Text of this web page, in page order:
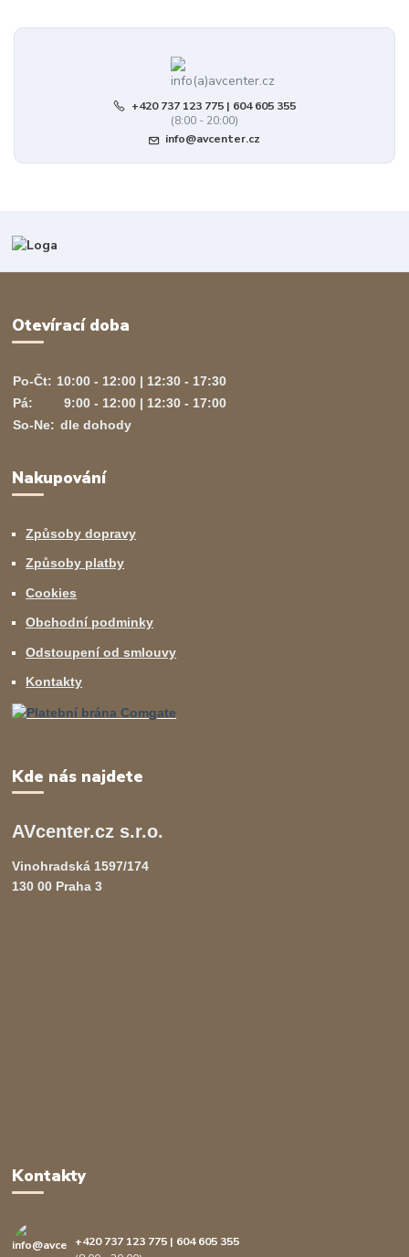
+420 737 123 775 | 604 605 355
(8:00 - 20:00)
info@avcenter.cz
Otevírací doba
Po-Čt: 10:00 - 12:00 | 12:30 - 17:30
Pá:
9:00 - 12:00 | 12:30 - 17:00
So-Ne: dle dohody
Nakupování
Způsoby dopravy
Způsoby platby
Cookies
Obchodní podminky
Odstoupení od smlouvy
Kontakty
Kde nás najdete
AVcenter.cz s.r.o.
Vinohradská 1597/174
130 00 Praha 3
Kontakty
+420 737 123 775 | 604 605 355